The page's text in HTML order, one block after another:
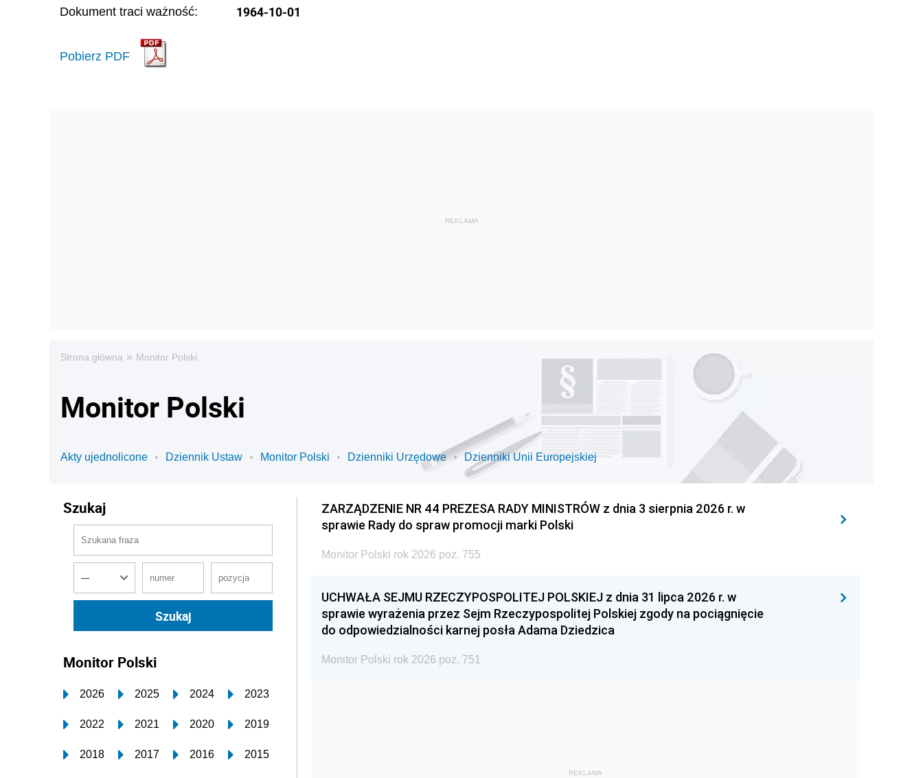
Dokument traci ważność: 1964-10-01
Pobierz PDF
Strona główna » Monitor Polski
Monitor Polski
Akty ujednolicone Dziennik Ustaw Monitor Polski Dzienniki Urzędowe Dzienniki Unii Europejskiej
Szukaj
Monitor Polski
2026 2025 2024 2023
2022 2021 2020 2019
2018 2017 2016 2015
ZARZĄDZENIE NR 44 PREZESA RADY MINISTRÓW z dnia 3 sierpnia 2026 r. w
sprawie Rady do spraw promocji marki Polski
Monitor Polski rok 2026 poz. 755
UCHWAŁA SEJMU RZECZYPOSPOLITEJ POLSKIEJ z dnia 31 lipca 2026 r. w
sprawie wyrażenia przez Sejm Rzeczypospolitej Polskiej zgody na pociągnięcie
do odpowiedzialności karnej posła Adama Dziedzica
Monitor Polski rok 2026 poz. 751
REKLAMA